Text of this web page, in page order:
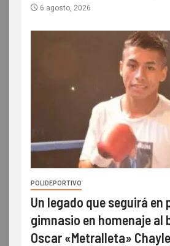
6 agosto, 2026
POLIDEPORTIVO
Un legado que seguirá en
gimnasio en homenaje al
Oscar «Metralleta» Chayle